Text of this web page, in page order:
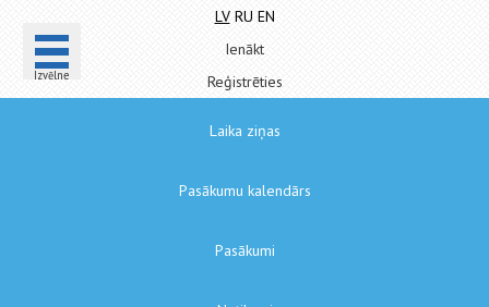
Izvēlne
LV RU EN
Ienākt
Reģistrēties
Laika ziņas
Pasākumu kalendārs
Pasākumi